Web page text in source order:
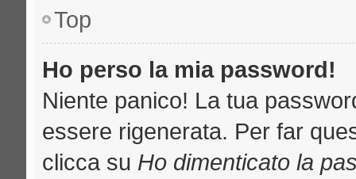
Top
Ho perso la mia password!
Niente panico! La tua
essere rigenerata. Per far
clicca su Ho dimenticato la